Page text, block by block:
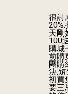
很討
天剛
100
購城
前購
團購
決.
初買
要三